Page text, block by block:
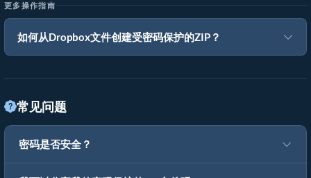
更多操作指南
如何从Dropbox文件创建受密码保护的ZIP？
常见问题
密码是否安全？